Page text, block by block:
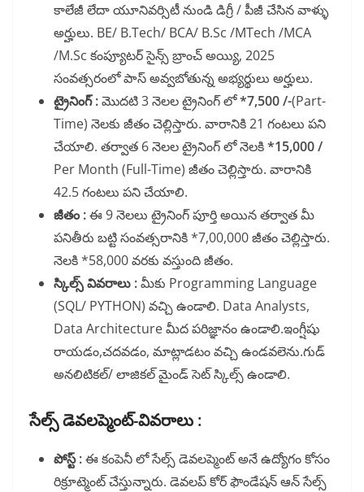
కాలేజీ లేదా యూనివర్సిటీ నుండిడిగ్రీ / పీజీ చేసిన వాళ్ళు
అర్హులు. BE/ B.Tech/ BCA/ B.Sc /MTech /MCA
/M.Sc కంప్యూటర్ సైన్స్ బ్రాంచ్ అయ్యి, 2025
సంవత్సరంలో పాస్ అవ్వబోతున్న అభ్యర్థులు అర్హులు.
ట్రైనింగ్ :మొదటి 3 నెలల ట్రైనింగ్ లో*7,500 /-(Part-
Time) నెలకు జీతం చెల్లిస్తారు. వారానికి 21 గంటలు పని
చేయాలి. తర్వాత 6 నెలల ట్రైనింగ్ లో నెలకి*15,000 /
Per Month (Full-Time) జీతం చెల్లిస్తారు. వారానికి
42.5 గంటలు పని చేయాలి.
జీతం :ఈ 9 నెలలు ట్రైనింగ్ పూర్తి అయిన తర్వాత మీ
పనితీరు బట్టి సంవత్సరానికి *7,00,000జీతం చెల్లిస్తారు.
నెలకి *58,000 వరకు వస్తుంది జీతం.
స్కిల్స్ వివరాలు :మీకు Programming Language
(SQL/ PYTHON) వచ్చి ఉండాలి. Data Analysts,
Data Architecture మీద పరిజ్ఞానం ఉండాలి.ఇంగ్షీషు
రాయడం,చదవడం, మాట్లాడటం వచ్చి ఉండవలెను.గుడ్
అనలిటికల్/ లాజికల్ మైండ్ సెట్ స్కిల్స్ ఉండాలి.
సేల్స్ డెవలప్మెంట్-వివరాలు :
పోస్ట్ :ఈ కంపెనీ లో సేల్స్ డెవలప్మెంట్ అనే ఉద్యోగం కోసం
రిక్రూట్మెంట్ చేస్తున్నారు. డెవలప్ కోర్ ఫౌండేషన్ ఆన్ సేల్స్